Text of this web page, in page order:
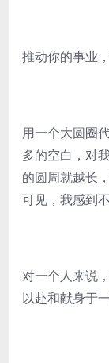
推动你的事业
用一个大圆圈
多的空白，对
的圆周就越长
可见，我感到
对一个人来说
以赴和献身于